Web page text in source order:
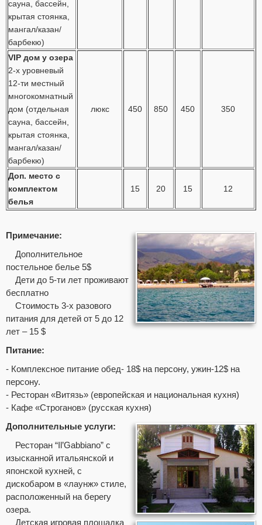
сауна, бассейн,
крытая стоянка,
мангал/казан/
барбекю)
VIP дом у озера
2-х уровневый
12-ти местный
многокомнатный
дом (отдельная
сауна, бассейн,
крытая стоянка,
мангал/казан/
барбекю)
люкс 450 850 450 350
Доп. место с
комплектом
белья
15 20 15 12
Примечание:
Дополнительное
постельное белье 5$
Дети до 5-ти лет проживают
бесплатно
Стоимость 3-х разового
питания для детей от 5 до 12
лет – 15 $
Питание:
- Комплексное питание обед- 18$ на персону, ужин-12$ на
персону.
- Ресторан «Витязь» (европейская и национальная кухня)
- Кафе «Строганов» (русская кухня)
Дополнительные услуги:
Ресторан “Il’Gabbiano” с
изысканной итальянской и
японской кухней, с
дискобаром в «лаунж» стиле,
расположенный на берегу
озера.
Детская игровая площадка